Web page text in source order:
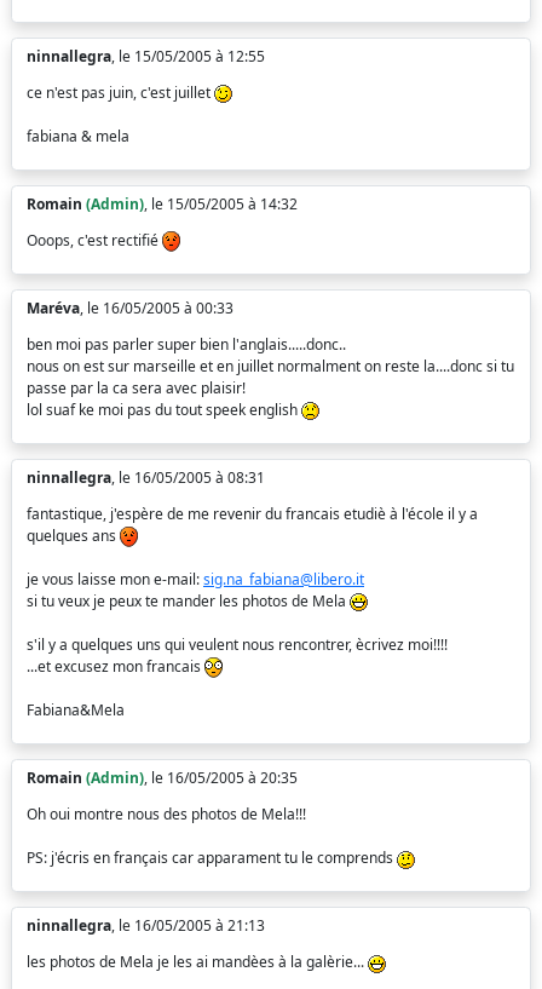
ninnallegra, le 15/05/2005 à 12:55
ce n'est pas juin, c'est juillet
fabiana & mela
Romain (Admin), le 15/05/2005 à 14:32
Ooops, c'est rectifié
Maréva, le 16/05/2005 à 00:33
ben moi pas parler super bien l'anglais.....donc..
nous on est sur marseille et en juillet normalment on reste la....donc si tu
passe par la ca sera avec plaisir!
lol suaf ke moi pas du tout speek english
ninnallegra, le 16/05/2005 à 08:31
fantastique, j'espère de me revenir du francais etudiè à l'école il y a
quelques ans
je vous laisse mon e-mail:sig.na_fabiana@libero.it
si tu veux je peux te mander les photos de Mela
s'il y a quelques uns qui veulent nous rencontrer, ècrivez moi!!!!
...et excusez mon francais
Fabiana&Mela
Romain (Admin), le 16/05/2005 à 20:35
Oh oui montre nous des photos de Mela!!!
PS: j'écris en français car apparament tu le comprends
ninnallegra, le 16/05/2005 à 21:13
les photos de Mela je les ai mandèes à la galèrie...